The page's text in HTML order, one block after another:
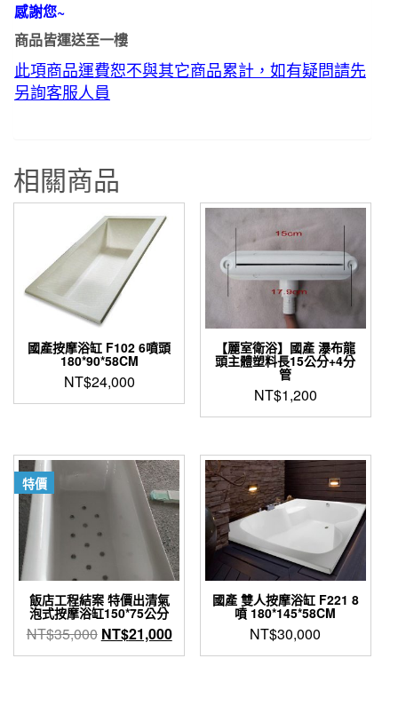
感謝您~
商品皆運送至一樓
此項商品運費恕不與其它商品累計，如有疑問請先
另詢客服人員
相關商品
國產按摩浴缸 F102 6噴頭
180*90*58CM
NT$24,000
【麗室衛浴】國產 瀑布龍
頭主體塑料長15公分+4分
管
NT$1,200
特價
飯店工程結案 特價出清氣
泡式按摩浴缸150*75公分
NT$35,000 原
始
NT$21,000目
前
國產 雙人按摩浴缸 F221 8
噴 180*145*58CM
NT$30,000